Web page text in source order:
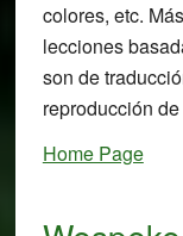
colores, etc.
lecciones
son de
reproducción
Home Page